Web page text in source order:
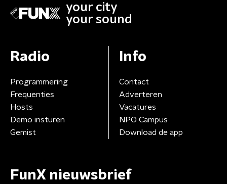
your city
your sound
Radio
Programmering
Frequenties
Hosts
Demo insturen
Gemist
Info
Contact
Adverteren
Vacatures
NPO Campus
Download de app
FunX nieuwsbrief